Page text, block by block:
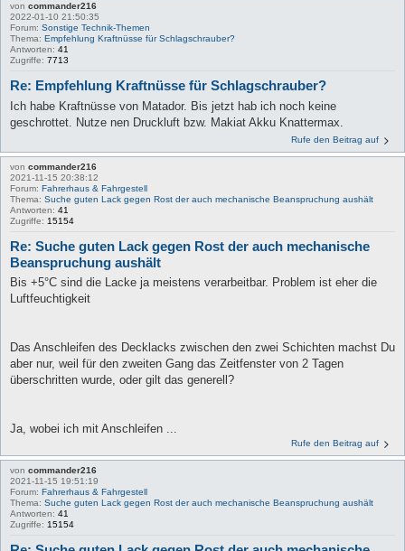
von commander216
2022-01-10 21:50:35
Forum: Sonstige Technik-Themen
Thema: Empfehlung Kraftnüsse für Schlagschrauber?
Antworten: 41
Zugriffe: 7713
Re: Empfehlung Kraftnüsse für Schlagschrauber?
Ich habe Kraftnüsse von Matador. Bis jetzt hab ich noch keine
geschrottet. Nutze nen Druckluft bzw. Makiat Akku Knattermax.
Rufe den Beitrag auf
von commander216
2021-11-15 20:38:12
Forum: Fahrerhaus & Fahrgestell
Thema: Suche guten Lack gegen Rost der auch mechanische Beanspruchung aushält
Antworten: 41
Zugriffe: 15154
Re: Suche guten Lack gegen Rost der auch mechanische
Beanspruchung aushält
Bis +5°C sind die Lacke ja meistens verarbeitbar. Problem ist eher die
Luftfeuchtigkeit
Das Anschleifen des Decklacks zwischen den zwei Schichten machst Du
aber nur, weil für den zweiten Gang das Zeitfenster von 2 Tagen
überschritten wurde, oder gilt das generell?
Ja, wobei ich mit Anschleifen ...
Rufe den Beitrag auf
von commander216
2021-11-15 19:51:19
Forum: Fahrerhaus & Fahrgestell
Thema: Suche guten Lack gegen Rost der auch mechanische Beanspruchung aushält
Antworten: 41
Zugriffe: 15154